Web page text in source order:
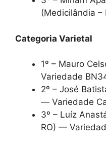
(Medicilândia –
Categoria Varietal
1º – Mauro
Variedade
2º – José
— Variedade
3º – Luíz
RO) —